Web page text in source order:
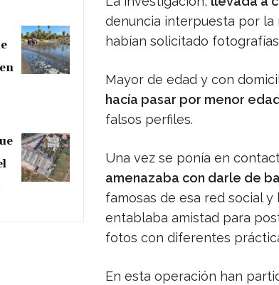
denuncia interpuesta por la
habían solicitado
Mayor de edad y con
hacía pasar por menor edad
falsos perfiles.
Una vez se ponía en
amenazaba con darle de
famosas de esa red social
entablaba amistad para
fotos con diferentes
En esta operación han